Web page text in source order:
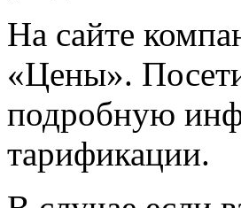
На сайте
«Цены».
подробную
тарификации.